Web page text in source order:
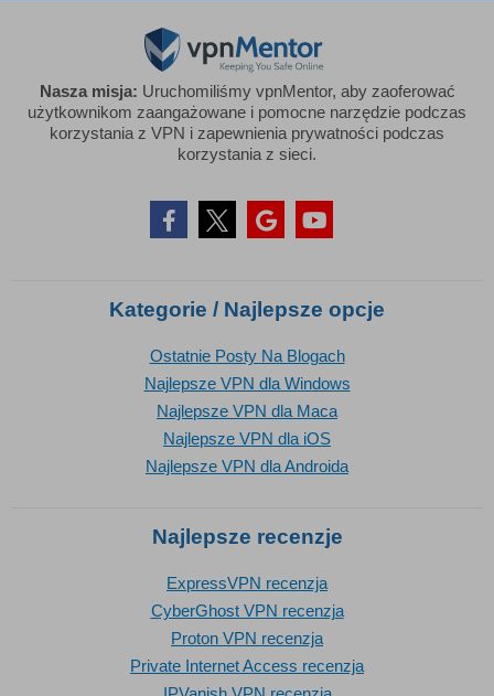
Nasza misja: Uruchomiliśmy vpnMentor, aby zaoferować
użytkownikom zaangażowane i pomocne narzędzie podczas
korzystania z VPN i zapewnienia prywatności podczas
korzystania z sieci.
Kategorie / Najlepsze opcje
Ostatnie Posty Na Blogach
Najlepsze VPN dla Windows
Najlepsze VPN dla Maca
Najlepsze VPN dla iOS
Najlepsze VPN dla Androida
Najlepsze recenzje
ExpressVPN recenzja
CyberGhost VPN recenzja
Proton VPN recenzja
Private Internet Access recenzja